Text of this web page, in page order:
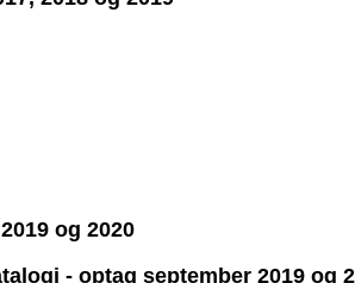
og 2020
- optag september 2019 og